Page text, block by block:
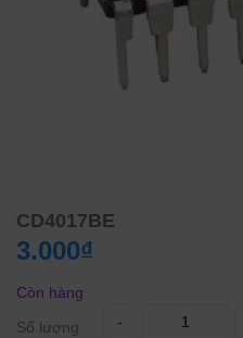
CD4017BE
3.000₫
Còn hàng
Số lượng
-